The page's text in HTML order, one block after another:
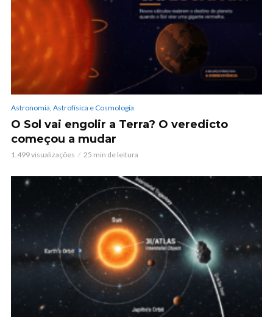
Astronomia, Astrofísica e Cosmologia
O Sol vai engolir a Terra? O veredicto
começou a mudar
1.499 visualizações 25 min de leitura